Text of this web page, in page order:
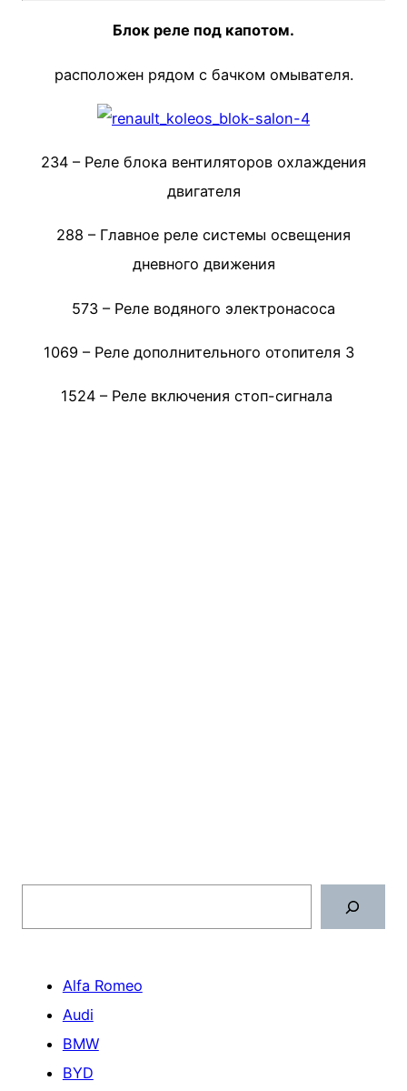
Блок реле под капотом.
расположен рядом с бачком омывателя.
234 – Реле блока вентиляторов охлаждения
двигателя
288 – Главное реле системы освещения
дневного движения
573 – Реле водяного электронасоса
1069 – Реле дополнительного отопителя 3
1524 – Реле включения стоп-сигнала
Alfa Romeo
Audi
BMW
BYD